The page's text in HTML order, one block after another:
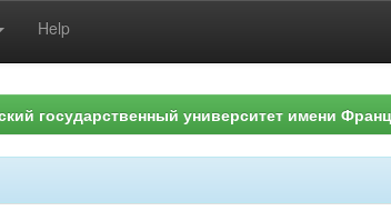
Help
государственный университет имени